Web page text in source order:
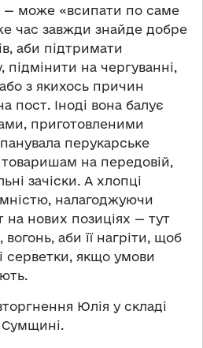
— може «всипати по саме
час завжди знайде добре
аби підтримати
підмінити на чергуванні,
з якихось причин
пост. Іноді вона балує
приготовленими
перукарське
на передовій,
зачіски. А хлопці
налагоджуючи
нових позиціях — тут
аби її нагріти, щоб
серветки, якщо умови
Юлія у складі
Сумщині.